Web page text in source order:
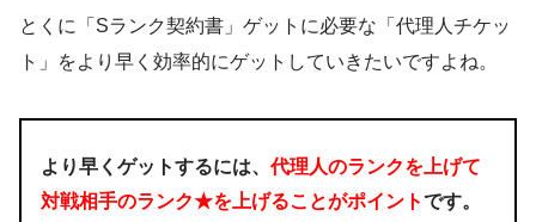
とくに「Sランク契約書」ゲットに必要な「代理人チケッ
ト」をより早く効率的にゲットしていきたいですよね。
より早くゲットするには、代理人のランクを上げて
対戦相手のランク★を上げることがポイントです。